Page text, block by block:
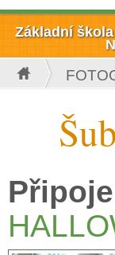
Základní
Jste zde